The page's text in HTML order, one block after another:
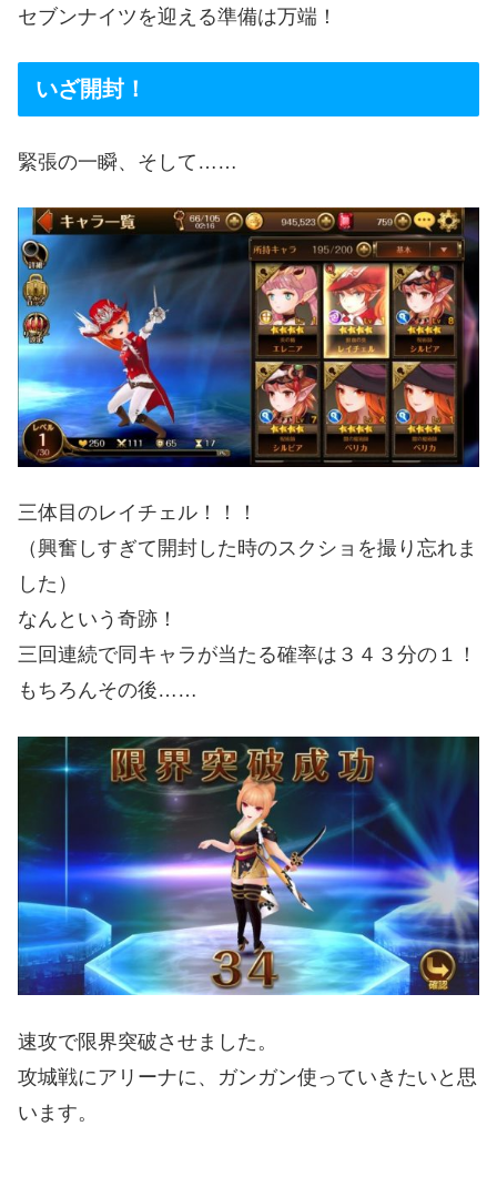
セブンナイツを迎える準備は万端！
いざ開封！
緊張の一瞬、そして……
三体目のレイチェル！！！
（興奮しすぎて開封した時のスクショを撮り忘れま
した）
なんという奇跡！
三回連続で同キャラが当たる確率は３４３分の１！
もちろんその後……
速攻で限界突破させました。
攻城戦にアリーナに、ガンガン使っていきたいと思
います。